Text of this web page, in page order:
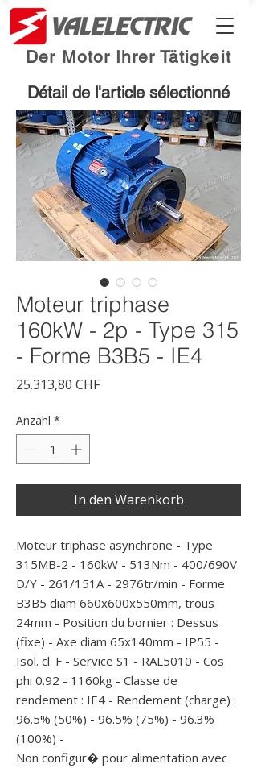
Der Motor Ihrer Tätigkeit
Détail de l'article sélectionné
Moteur triphase
160kW - 2p - Type 315
- Forme B3B5 - IE4
25.313,80 CHFPreis
Anzahl *
In den Warenkorb
Moteur triphase asynchrone - Type
315MB-2 - 160kW - 513Nm - 400/690V
D/Y - 261/151A - 2976tr/min - Forme
B3B5 diam 660x600x550mm, trous
24mm - Position du bornier : Dessus
(fixe) - Axe diam 65x140mm - IP55 -
Isol. cl. F - Service S1 - RAL5010 - Cos
phi 0.92 - 1160kg - Classe de
rendement : IE4 - Rendement (charge) :
96.5% (50%) - 96.5% (75%) - 96.3%
(100%) -
Non configur� pour alimentation avec